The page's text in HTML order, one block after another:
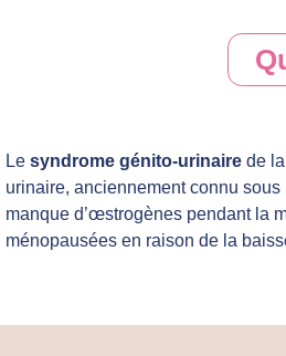
Le syndrome génito-urinaire de
urinaire, anciennement connu sous
manque d’œstrogènes pendant la
ménopausées en raison de la